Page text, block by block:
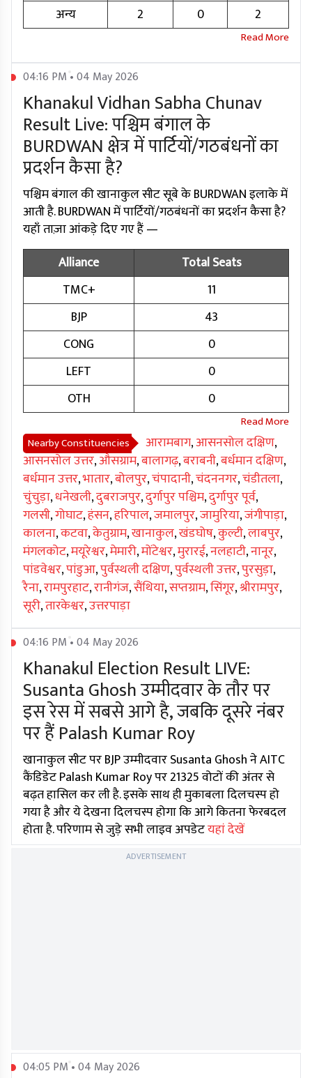
अन्य 2 0 2
04:16 PM • 04 May 2026
Khanakul Vidhan Sabha Chunav
Result Live: पश्चिम बंगाल के
BURDWAN क्षेत्र में पार्टियों/गठबंधनों का
प्रदर्शन कैसा है?
पश्चिम बंगाल की खानाकुल सीट सूबे के BURDWAN इलाके में
आती है. BURDWAN में पार्टियों/गठबंधनों का प्रदर्शन कैसा है?
यहाँ ताज़ा आंकड़े दिए गए हैं —
Alliance
Total Seats
TMC+
11
BJP
43
CONG
0
LEFT
0
OTH
0
Nearby Constituencies आरामबाग,आसनसोल दक्षिण,
आसनसोल उत्तर,औसग्राम,बालागढ़,बराबनी,बर्धमान दक्षिण,
बर्धमान उत्तर,भातार,बोलपुर,चंपादानी,चंदननगर,चंडीतला,
चुंचुड़ा,धनेखली,दुबराजपुर,दुर्गापुर पश्चिम,दुर्गापुर पूर्व,
गलसी,गोघाट,हंसन,हरिपाल,जमालपुर,जामुरिया,जंगीपाड़ा,
कालना,कटवा,केतुग्राम,खानाकुल,खंडघोष,कुल्टी,लाबपुर,
मंगलकोट,मयूरेश्वर,मेमारी,मोंटेश्वर,मुरारई,नलहाटी,नानूर,
पांडवेश्वर,पांडुआ,पुर्वस्थली दक्षिण,पुर्वस्थली उत्तर,पुरसुड़ा,
रैना,रामपुरहाट,रानीगंज,सैंथिया,सप्तग्राम,सिंगूर,श्रीरामपुर,
सूरी,तारकेश्वर,उत्तरपाड़ा
04:16 PM • 04 May 2026
Khanakul Election Result LIVE:
Susanta Ghosh उम्मीदवार के तौर पर
इस रेस में सबसे आगे है, जबकि दूसरे नंबर
पर हैं Palash Kumar Roy
खानाकुल सीट पर BJP उम्मीदवार Susanta Ghosh ने AITC
कैंडिडेट Palash Kumar Roy पर 21325 वोटों की अंतर से
बढ़त हासिल कर ली है. इसके साथ ही मुकाबला दिलचस्प हो
गया है और ये देखना दिलचस्प होगा कि आगे कितना फेरबदल
होता है. परिणाम से जुड़े सभी लाइव अपडेटयहां देखें
ADVERTISEMENT
04:05 PM • 04 May 2026